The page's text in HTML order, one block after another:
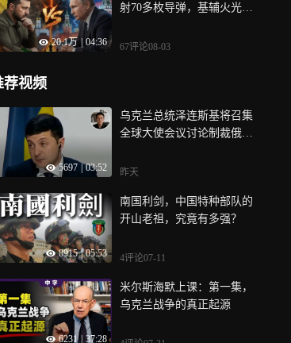
20.1万 | 04:36
射70多枚导弹，基辅火光冲
67评论08-03
荐视频
5697 03:52
乌克兰总统泽连斯基将召集
全球大使会议讨论制裁俄罗
昨天
8915 | 05:53
南国利剑，中国特种部队的
开山老祖，究竟有多强？
4评论07-11
6231 37:28
米尔斯海默上课：第一集，
乌克兰战争的真正起源